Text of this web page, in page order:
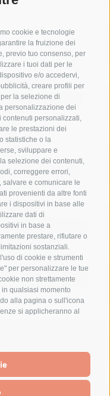
cookie e tecnologie
la fruizione dei
previo tuo consenso, per
i tuoi dati per le
e/o accedervi,
creare profili per
la selezione di
personalizzazione dei
personalizzati,
le prestazioni dei
statistiche o la
sviluppare e
selezione dei contenuti,
correggere errori,
e comunicare le
provenienti da altre fonti
i dispositivi in base alle
dati di
in base a
prestare, rifiutare o
sostanziali.
di cookie e strumenti
per personalizzare le tue
non strettamente
qualsiasi momento
alla pagina o sull'icona
si applicheranno al
arresto
capri
carabinieri
elezioni
incidente
lubrense
polizia municipale
sant'agnello
temporali
treni
vincenzo de luca